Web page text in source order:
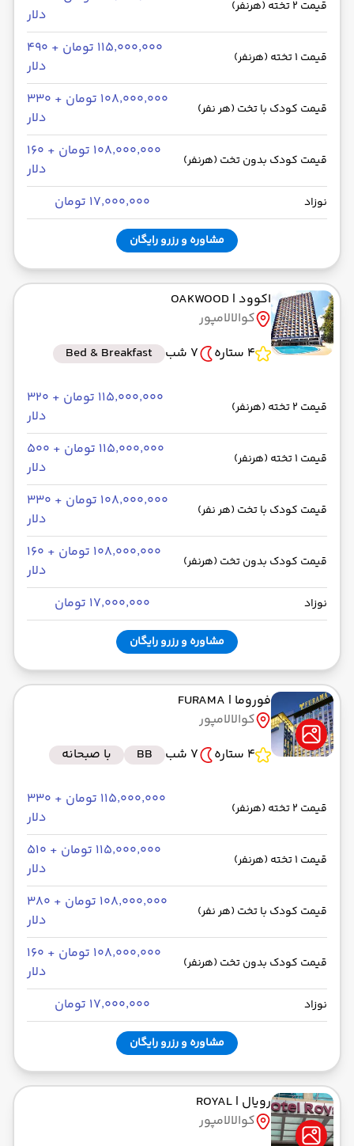
قیمت 2 تخته (هرنفر)
دلار
قیمت 1 تخته (هرنفر)
۱۱۵٬۰۰۰٬۰۰۰ تومان + ۴۹۰
دلار
قیمت کودک با تخت (هر نفر)
۱۰۸٬۰۰۰٬۰۰۰ تومان + ۳۳۰
دلار
قیمت کودک بدون تخت (هرنفر)
۱۰۸٬۰۰۰٬۰۰۰ تومان + ۱۶۰
دلار
نوزاد ۱۷٬۰۰۰٬۰۰۰ تومان
مشاوره و رزرو رایگان
اکوود | OAKWOOD
کوالالامپور
4 ستاره
7 شب Bed & Breakfast
قیمت 2 تخته (هرنفر)
۱۱۵٬۰۰۰٬۰۰۰ تومان + ۳۲۰
دلار
قیمت 1 تخته (هرنفر)
۱۱۵٬۰۰۰٬۰۰۰ تومان + ۵۰۰
دلار
قیمت کودک با تخت (هر نفر)
۱۰۸٬۰۰۰٬۰۰۰ تومان + ۳۳۰
دلار
قیمت کودک بدون تخت (هرنفر)
۱۰۸٬۰۰۰٬۰۰۰ تومان + ۱۶۰
دلار
نوزاد ۱۷٬۰۰۰٬۰۰۰ تومان
مشاوره و رزرو رایگان
فوروما | FURAMA
کوالالامپور
4 ستاره
7 شب BB با صبحانه
قیمت 2 تخته (هرنفر)
۱۱۵٬۰۰۰٬۰۰۰ تومان + ۳۳۰
دلار
قیمت 1 تخته (هرنفر)
۱۱۵٬۰۰۰٬۰۰۰ تومان + ۵۱۰
دلار
قیمت کودک با تخت (هر نفر)
۱۰۸٬۰۰۰٬۰۰۰ تومان + ۳۸۰
دلار
قیمت کودک بدون تخت (هرنفر)
۱۰۸٬۰۰۰٬۰۰۰ تومان + ۱۶۰
دلار
نوزاد ۱۷٬۰۰۰٬۰۰۰ تومان
مشاوره و رزرو رایگان
رویال | ROYAL
کوالالامپور